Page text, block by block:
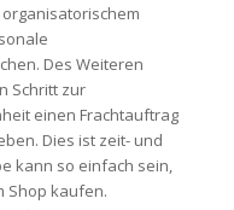
Des Weiteren
Schritt zur
einen Frachtauftrag
Dies ist zeit- und
kann so einfach sein,
Shop kaufen.